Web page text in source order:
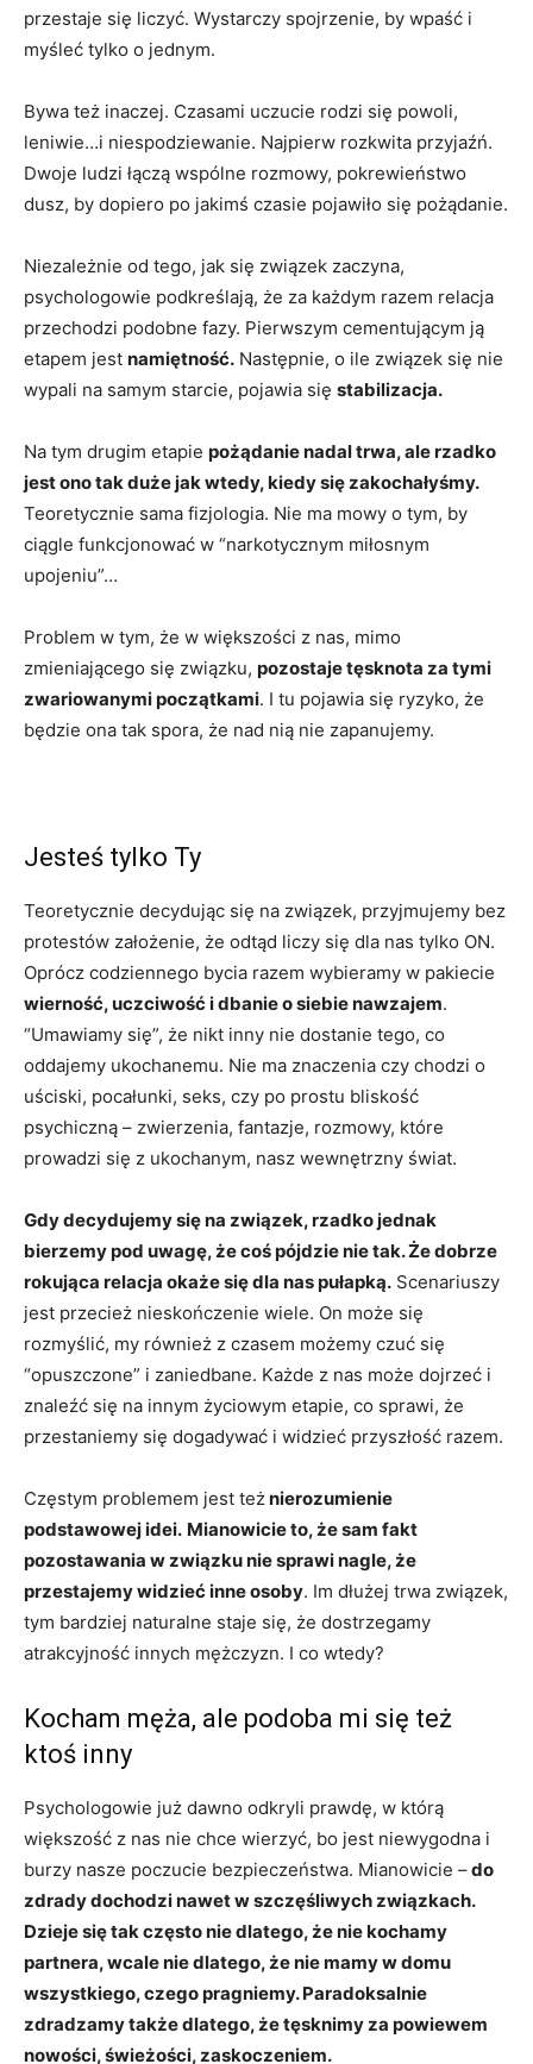
przestaje się liczyć. Wystarczy spojrzenie, by wpaść i
myśleć tylko o jednym.
Bywa też inaczej. Czasami uczucie rodzi się powoli,
leniwie…i niespodziewanie. Najpierw rozkwita przyjaźń.
Dwoje ludzi łączą wspólne rozmowy, pokrewieństwo
dusz, by dopiero po jakimś czasie pojawiło się pożądanie.
Niezależnie od tego, jak się związek zaczyna,
psychologowie podkreślają, że za każdym razem relacja
przechodzi podobne fazy. Pierwszym cementującym ją
etapem jest namiętność. Następnie, o ile związek się nie
wypali na samym starcie, pojawia się stabilizacja.
Na tym drugim etapie pożądanie nadal trwa, ale rzadko
jest ono tak duże jak wtedy, kiedy się zakochałyśmy.
Teoretycznie sama fizjologia. Nie ma mowy o tym, by
ciągle funkcjonować w “narkotycznym miłosnym
upojeniu”…
Problem w tym, że w większości z nas, mimo
zmieniającego się związku, pozostaje tęsknota za tymi
zwariowanymi początkami. I tu pojawia się ryzyko, że
będzie ona tak spora, że nad nią nie zapanujemy.
Jesteś tylko Ty
Teoretycznie decydując się na związek, przyjmujemy bez
protestów założenie, że odtąd liczy się dla nas tylko ON.
Oprócz codziennego bycia razem wybieramy w pakiecie
wierność, uczciwość i dbanie o siebie nawzajem.
“Umawiamy się”, że nikt inny nie dostanie tego, co
oddajemy ukochanemu. Nie ma znaczenia czy chodzi o
uściski, pocałunki, seks, czy po prostu bliskość
psychiczną – zwierzenia, fantazje, rozmowy, które
prowadzi się z ukochanym, nasz wewnętrzny świat.
Gdy decydujemy się na związek, rzadko jednak
bierzemy pod uwagę, że coś pójdzie nie tak. Że dobrze
rokująca relacja okaże się dla nas pułapką. Scenariuszy
jest przecież nieskończenie wiele. On może się
rozmyślić, my również z czasem możemy czuć się
“opuszczone” i zaniedbane. Każde z nas może dojrzeć i
znaleźć się na innym życiowym etapie, co sprawi, że
przestaniemy się dogadywać i widzieć przyszłość razem.
Częstym problemem jest teżnierozumienie
podstawowej idei. Mianowicie to, że sam fakt
pozostawania w związku nie sprawi nagle, że
przestajemy widzieć inne osoby. Im dłużej trwa związek,
tym bardziej naturalne staje się, że dostrzegamy
atrakcyjność innych mężczyzn. I co wtedy?
Kocham męża, ale podoba mi się też
ktoś inny
Psychologowie już dawno odkryli prawdę, w którą
większość z nas nie chce wierzyć, bo jest niewygodna i
burzy nasze poczucie bezpieczeństwa. Mianowicie –do
zdrady dochodzi nawet w szczęśliwych związkach.
Dzieje się tak często nie dlatego, że nie kochamy
partnera, wcale nie dlatego, że nie mamy w domu
wszystkiego, czego pragniemy. Paradoksalnie
zdradzamy także dlatego, że tęsknimy za powiewem
nowości, świeżości, zaskoczeniem.